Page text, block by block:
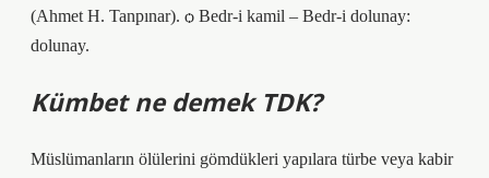
(Ahmet H. Tanpınar). ѻ Bedr-i kamil – Bedr-i dolunay:
dolunay.
Kümbet ne demek TDK?
Müslümanların ölülerini gömdükleri yapılara türbe veya kabir